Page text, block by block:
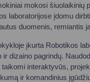
mokosi
laboratorijose įdomu
duomenis, remiantis
įkurta Robotikos
ir dizaino pagrindų.
taikomi interaktyvūs,
ir komandinius